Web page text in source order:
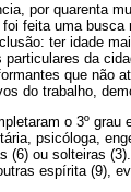
por quarenta
feita uma
ter idade
da
que não
do trabalho,
o 3º
psicóloga,
(6) ou solteiras
espírita (9),